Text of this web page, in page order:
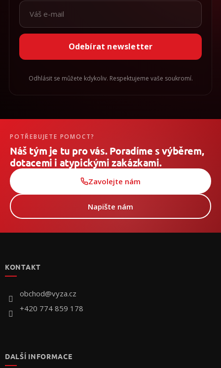
Odebírat newsletter
Odhlásit se můžete kdykoliv. Respektujeme vaše soukromí.
POTŘEBUJETE POMOCT?
Náš tým je tu pro vás. Poradíme s výběrem,
dotacemi i atypickými zakázkami.
Zavolejte nám
Napište nám
KONTAKT
obchod@vyza.cz
+420 774 859 178
DALŠÍ INFORMACE